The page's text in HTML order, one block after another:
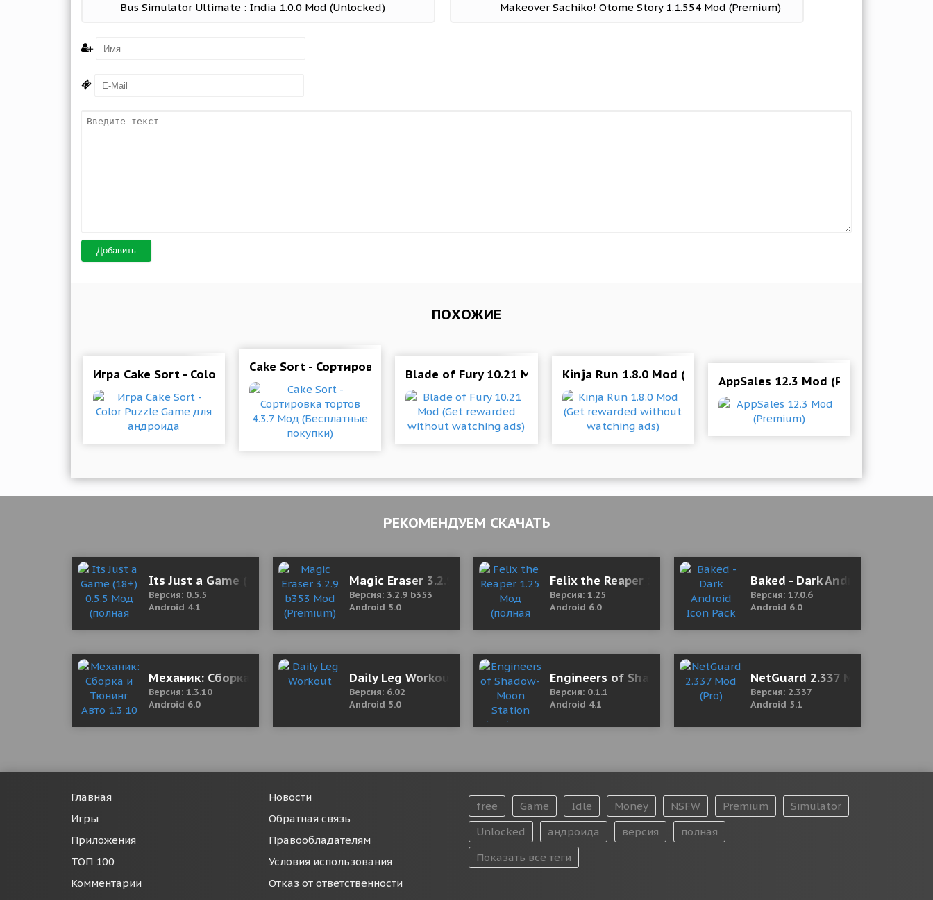
Bus Simulator Ultimate : India 1.0.0 Mod (Unlocked) Makeover Sachiko! Otome Story 1.1.554 Mod (Premium)
Добавить
ПОХОЖИЕ
Игра Cake Sort - Color Puzzle Game для андроидаCake Sort - Сортировка тортов 4.3.7 Мод (Бесплатные покупки)
Blade of Fury 10.21 Mod (Get rewarded without watching ads)
Kinja Run 1.8.0 Mod (Get rewarded without watching ads)
AppSales 12.3 Mod (Premium)
РЕКОМЕНДУЕМ СКАЧАТЬ
Its Just a Game (18+) 0.5.5 Мод (полная версия)
Версия: 0.5.5
Android 4.1
Magic Eraser 3.2.9 b353 Mod (Premium)
Версия: 3.2.9 b353
Android 5.0
Felix the Reaper 1.25 Мод (полная версия)
Версия: 1.25
Android 6.0
Baked - Dark Android Icon
Версия: 17.0.6
Android 6.0
Механик: Сборка и Тюнинг Авто 1.3.10 (Mod Money)
Версия: 1.3.10
Android 6.0
Daily Leg Workout
Версия: 6.02
Android 5.0
Engineers of Shadow-Moon Station (18+) 0.1.1 Мод (полная
Версия: 0.1.1
Android 4.1
NetGuard 2.337 Mod (Pro)
Версия: 2.337
Android 5.1
Главная
Игры
Приложения
ТОП 100
Комментарии
Новости
Обратная связь
Правообладателям
Условия использования
Отказ от ответственности
free Game Idle Money NSFW Premium
Simulator
Unlocked
андроида версия
полная
Показать все теги